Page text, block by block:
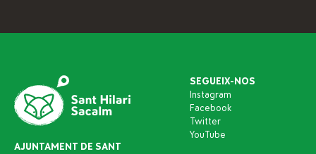
AJUNTAMENT DE SANT
SEGUEIX-NOS
Instagram
Facebook
Twitter
YouTube